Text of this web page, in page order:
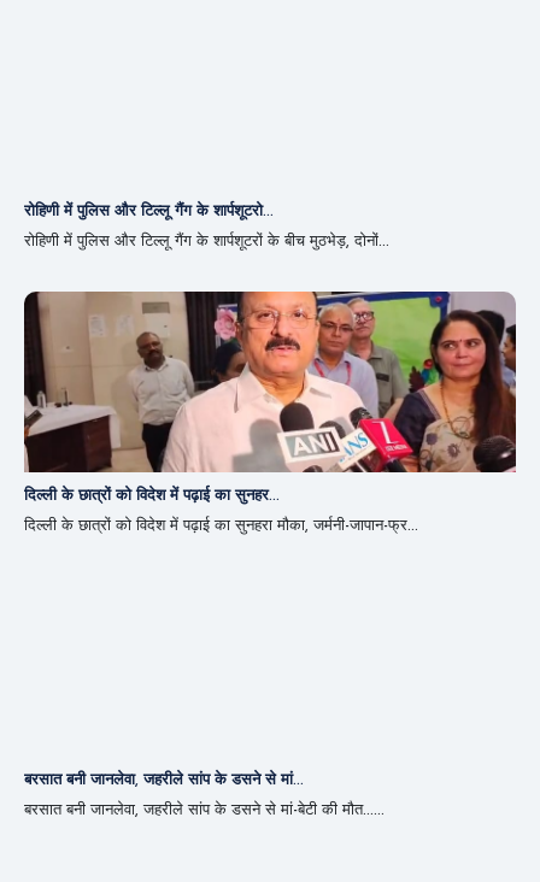
रोहिणी में पुलिस और टिल्लू गैंग के शार्पशूटरो...
रोहिणी में पुलिस और टिल्लू गैंग के शार्पशूटरों के बीच मुठभेड़, दोनों...
दिल्ली के छात्रों को विदेश में पढ़ाई का सुनहर...
दिल्ली के छात्रों को विदेश में पढ़ाई का सुनहरा मौका, जर्मनी-जापान-फ्र...
बरसात बनी जानलेवा, जहरीले सांप के डसने से मां...
बरसात बनी जानलेवा, जहरीले सांप के डसने से मां-बेटी की मौत......